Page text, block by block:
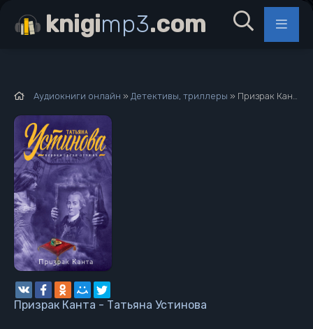
Аудиокниги онлайн » Детективы, триллеры » Призрак Канта - Татьяна Устинова
Призрак Канта - Татьяна Устинова
knigimp3.com